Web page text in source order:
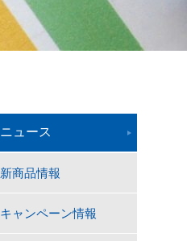
ニュース
新商品情報
キャンペーン情報